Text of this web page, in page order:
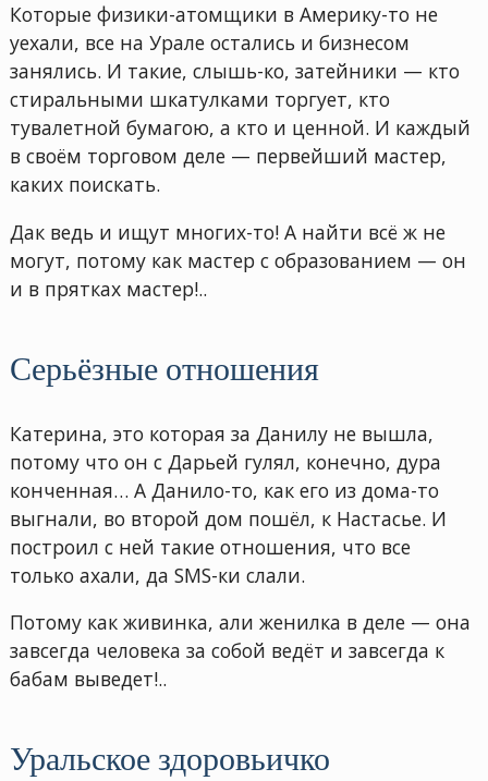
Которые физики-атомщики в Америку-то не
уехали, все на Урале остались и бизнесом
занялись. И такие, слышь-ко, затейники — кто
стиральными шкатулками торгует, кто
тувалетной бумагою, а кто и ценной. И каждый
в своём торговом деле — первейший мастер,
каких поискать.
Дак ведь и ищут многих-то! А найти всё ж не
могут, потому как мастер с образованием — он
и в прятках мастер!..
Серьёзные отношения
Катерина, это которая за Данилу не вышла,
потому что он с Дарьей гулял, конечно, дура
конченная… А Данило-то, как его из дома-то
выгнали, во второй дом пошёл, к Настасье. И
построил с ней такие отношения, что все
только ахали, да SMS-ки слали.
Потому как живинка, али женилка в деле — она
завсегда человека за собой ведёт и завсегда к
бабам выведет!..
Уральское здоровьичко